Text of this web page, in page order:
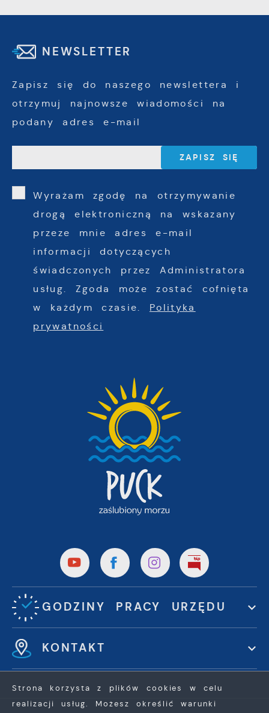
NEWSLETTER
Zapisz się do naszego newslettera i
otrzymuj najnowsze wiadomości na
podany adres e-mail
Wyrażam zgodę na otrzymywanie
drogą elektroniczną na wskazany
przeze mnie adres e-mail
informacji dotyczących
świadczonych przez Administratora
usług. Zgoda może zostać cofnięta
w każdym czasie. Polityka
prywatności
GODZINY PRACY URZĘDU
KONTAKT
Strona korzysta z plików cookies w celu
realizacji usług. Możesz określić warunki